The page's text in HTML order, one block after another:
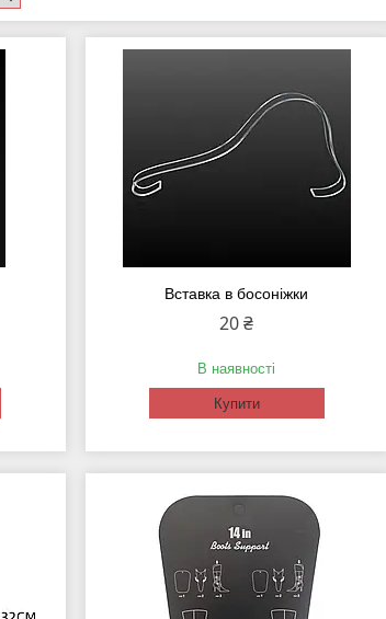
Вставка в босоніжки
20 ₴
В наявності
Купити